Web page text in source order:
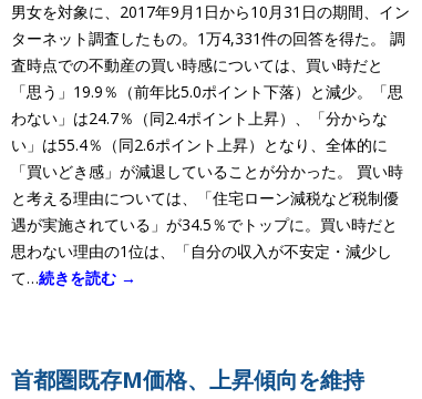
男女を対象に、2017年9月1日から10月31日の期間、イン
ターネット調査したもの。1万4,331件の回答を得た。 調
査時点での不動産の買い時感については、買い時だと
「思う」19.9％（前年比5.0ポイント下落）と減少。「思
わない」は24.7％（同2.4ポイント上昇）、「分からな
い」は55.4％（同2.6ポイント上昇）となり、全体的に
「買いどき感」が減退していることが分かった。 買い時
と考える理由については、「住宅ローン減税など税制優
遇が実施されている」が34.5％でトップに。買い時だと
思わない理由の1位は、「自分の収入が不安定・減少し
て…続きを読む →
首都圏既存M価格、上昇傾向を維持